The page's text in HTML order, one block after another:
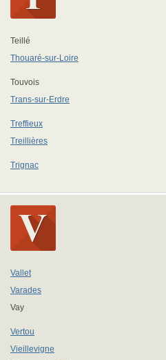
Teillé
Thouaré-sur-Loire
Touvois
Trans-sur-Erdre
Treffieux
Treillières
Trignac
Vallet
Varades
Vay
Vertou
Vieillevigne